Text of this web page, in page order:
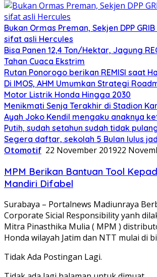
Bukan Ormas Preman, Sekjen DPP
sifat asli Hercules
Bisa Panen 12,4 Ton/Hektar, Jagung
Tahan Cuaca Ekstrim
Rutan Ponorogo berikan REMISI saat
Di IMOS, AHM Umumkan Strategi
Motor Listrik Honda Hingga 2030
Menikmati Senja Terakhir di Stadion
Ayah Joko Kendil mengaku anaknya
Putih, sudah setahun sudah tidak
Segera daftar, sekolah 5 Bulan lulus
Otomotif 22 November 201922
MPM Berikan Bantuan Tool
Mandiri Difabel
Surabaya – Portalnews Madiunraya
Corporate Sicial Responsibility yanh
Mitra Pinasthika Mulia ( MPM )
Honda wilayah Jatim dan NTT mulai di
Tidak Ada Postingan Lagi.